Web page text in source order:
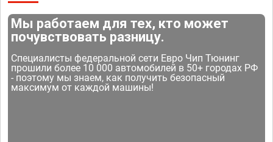
Мы работаем для тех, кто может
почувствовать разницу.
Специалисты федеральной сети Евро Чип Тюнинг
прошили более 10 000 автомобилей в 50+ городах РФ
- поэтому мы знаем, как получить безопасный
максимум от каждой машины!